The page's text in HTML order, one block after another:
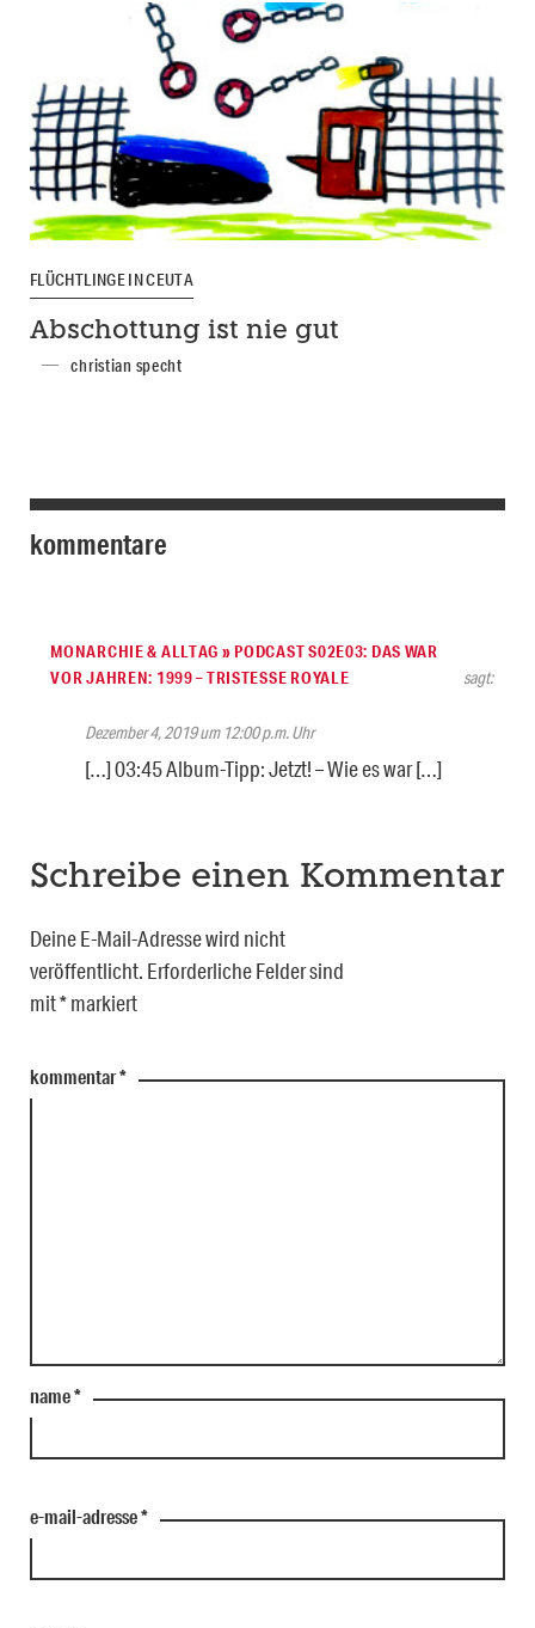
FLÜCHTLINGE IN CEUTA
Abschottung ist nie gut
christian specht
kommentare
MONARCHIE & ALLTAG » PODCAST S02E03: DAS WAR
VOR JAHREN: 1999 – TRISTESSE ROYALE
sagt:
Dezember 4, 2019 um 12:00 p.m. Uhr
[…] 03:45 Album-Tipp: Jetzt! – Wie es war […]
Schreibe einen Kommentar
Deine E-Mail-Adresse wird nicht
veröffentlicht. Erforderliche Felder sind
mit*markiert
kommentar*
name*
e-mail-adresse*